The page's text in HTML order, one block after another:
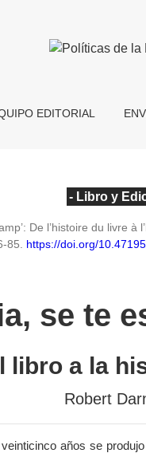
EDITORIAL
- Libro y
De l’histoire du livre à
85. https://doi.org/
se te
libro a la
Robert
años se